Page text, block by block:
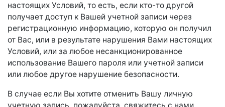
настоящих Условий, то есть, если кто-то другой
получает доступ к Вашей учетной записи через
регистрационную информацию, которую он получил
от Вас, или в результате нарушения Вами настоящих
Условий, или за любое несанкционированное
использование Вашего пароля или учетной записи
или любое другое нарушение безопасности.
В случае если Вы хотите отменить Вашу личную